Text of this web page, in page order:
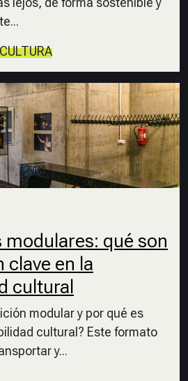
CULTURA
modulares: qué son
clave en la
cultural
modular y por qué es
cultural? Este formato
y...